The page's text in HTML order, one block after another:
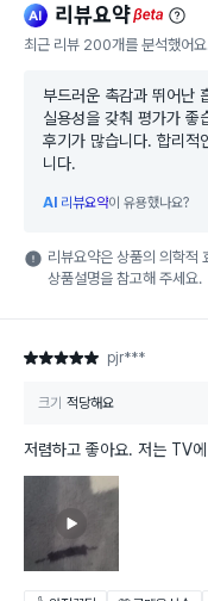
ai 리뷰요약beta
최근 리뷰 200개를 분석했어
부드러운 촉감과 뛰어난
실용성을 갖춰 평가가 좋
후기가 많습니다. 합리적
니다.
AI 리뷰요약이 유용했나요?
리뷰요약은 상품의 의학적
상품설명을 참고해 주세요.
별점 5점 pjr***
크기 적당해요
저렴하고 좋아요. 저는 TV